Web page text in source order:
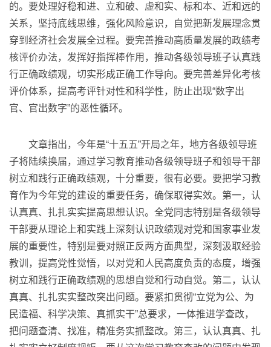
的。要处理好稳和进、立和破、虚和实、标和本、近和远的
关系，坚持底线思维，强化风险意识，自觉把新发展理念贯
穿到经济社会发展全过程。要完善推动高质量发展的政绩考
核评价办法，发挥好指挥棒作用，推动各级领导班子认真践
行正确政绩观，切实形成正确工作导向。要完善差异化考核
评价体系，提高考评针对性和科学性，防止出现“数字出
官、官出数字”的恶性循环。
文章指出，今年是“十五五”开局之年，地方各级领导班
子将陆续换届，通过学习教育推动各级领导班子和领导干部
树立和践行正确政绩观，十分重要，很有必要。要把学习教
育作为今年党的建设的重要任务，确保取得实效。第一，认
认真真、扎扎实实提高思想认识。全党同志特别是各级领导
干部要从理论上和实践上深刻认识政绩观对党和国家事业发
展的重要性，特别是要对照正反两方面典型，深刻汲取经验
教训，提高党性觉悟，以对党和人民高度负责的态度，增强
树立和践行正确政绩观的思想自觉和行动自觉。第二，认认
真真、扎扎实实整改突出问题。要紧扣贯彻“立党为公、为
民造福、科学决策、真抓实干”总要求，一体推进学查改，
把问题查清、找准，精准务实抓整改。第三，认认真真、扎